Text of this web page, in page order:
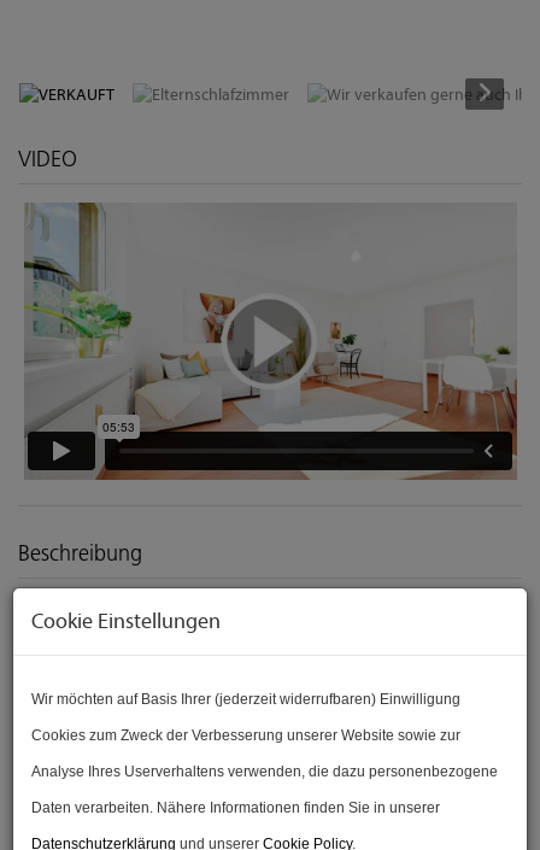
VIDEO
Beschreibung
WOHNUNG: TABORSTRASSE 75AI1020 WIEN
https://www.viason.at/wohnungsvideo-viason-immobilien-
taborstrasse-75a-1020-wien
Cookie Einstellungen
Wir möchten auf Basis Ihrer (jederzeit widerrufbaren) Einwilligung
Cookies zum Zweck der Verbesserung unserer Website sowie zur
Analyse Ihres Userverhaltens verwenden, die dazu personenbezogene
Daten verarbeiten. Nähere Informationen finden Sie in unserer
Datenschutzerklärung und unserer Cookie Policy.